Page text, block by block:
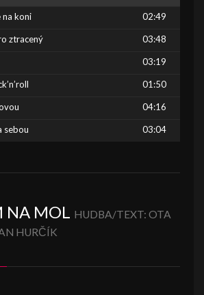
na koni 02:49
ztracený 03:48
03:19
01:50
04:16
sebou 03:04
NA MOL HUDBA/TEXT: OTA
HURČÍK